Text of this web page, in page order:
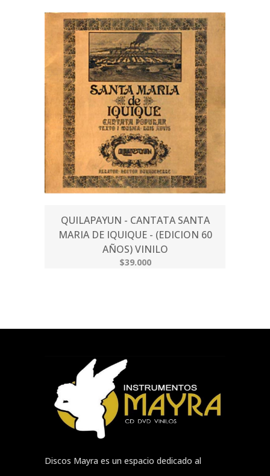
QUILAPAYUN - CANTATA SANTA
MARIA DE IQUIQUE - (EDICION 60
AÑOS) VINILO
$39.000
Discos Mayra es un espacio dedicado al